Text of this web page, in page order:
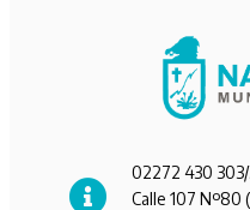
02272 430
Calle 107 Nº80